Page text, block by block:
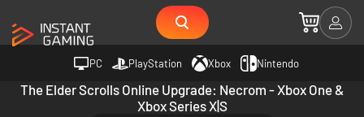
PC PlayStation Xbox Nintendo
The Elder Scrolls Online Upgrade: Necrom - Xbox One &
Xbox Series X|S